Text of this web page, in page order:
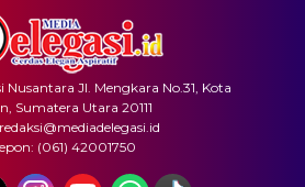
Nusantara Jl. Mengkara No.31, Kota
Sumatera Utara 20111
(061) 42001750